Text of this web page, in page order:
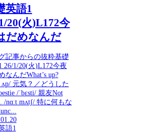
英語1
20(火)L172今
だめなんだ
記事からの抜粋基礎
26/1/20(火)L172今夜
なんだWhat’s up?
ʌp/ 元気？／どうした
/ˈbɛsti/ 親友Not
/nɑːt mʌtʃ/ 特に何もな
語1